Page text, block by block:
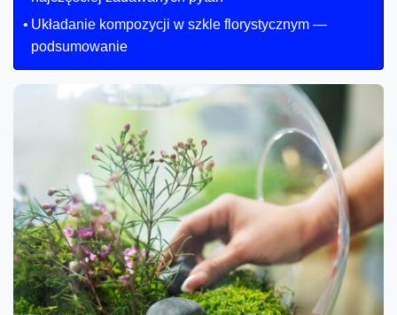
Układanie kompozycji w szkle florystycznym —
podsumowanie